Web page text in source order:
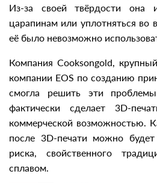
Из-за своей твёрдости она
царапинам или уплотняться
её было невозможно
Компания Cooksongold,
компании EOS по созданию
смогла решить эти
фактически сделает 3D-
коммерческой возможностью.
после 3D-печати можно будет
риска, свойственного
сплавом.